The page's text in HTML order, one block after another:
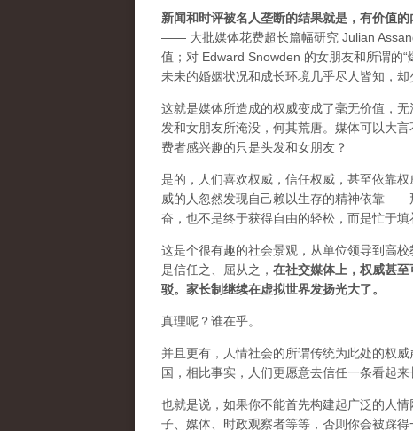
新闻和时评被名人垄断的结果就是，有价值
—— 大批媒体花费超长篇幅研究 Julian
值；对 Edward Snowden 的女朋友和所谓的
未未的婚姻状况和成长环境几乎尽人皆知，
这就是媒体所造成的权威变成了毫无价值，
发和女朋友所淹没，何其荒唐。媒体可以大
费者感兴趣的只是头发和女朋友？
是的，人们喜欢权威，信任权威，甚至依靠
威的人忽然发现自己赖以生存的精神依靠
奋，也不是终于获得自由的轻松，而是忙于
这是个很有趣的社会景观，从单位领导到高
是信任之、屈从之， 在社交媒体上，权威甚
驳。家长制继续在虚拟世界发扬光大了。
真理呢？谁在乎。
并且更有，人情社会的所谓传统为此处的权
国，相比事实，人们更愿意去信任一条看起来
也就是说，如果你不能首先构建起广泛的人
子、媒体、时政观察者等等，否则你会被踩得